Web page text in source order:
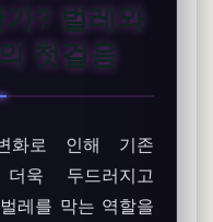
가? 벌레와
첫걸음
화로 인해 기존
욱 두드러지고
레를 막는 역할을